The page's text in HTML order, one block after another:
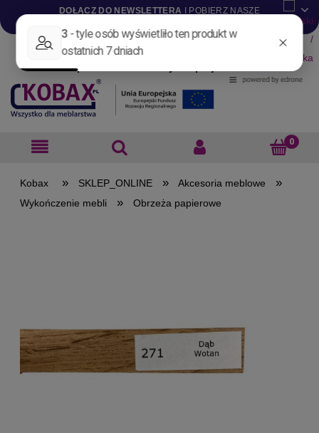
DOŁĄCZ DO NEWSLETTERA I POBIERZ NASZE
Aktualności Nowości
Blog
Pliki do pobrania
» SKLEP_ONLINE » Akcesoria meblowe »
Wykończenie mebli » Obrzeża papierowe